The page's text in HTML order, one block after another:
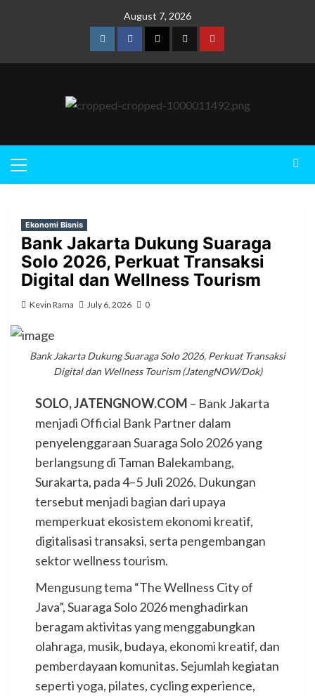
August 7, 2026
Ekonomi Bisnis
Bank Jakarta Dukung Suaraga
Solo 2026, Perkuat Transaksi
Digital dan Wellness Tourism
Kevin Rama July 6, 2026 0
Bank Jakarta Dukung Suaraga Solo 2026, Perkuat Transaksi
Digital dan Wellness Tourism (JatengNOW/Dok)
SOLO, JATENGNOW.COM – Bank Jakarta
menjadi Official Bank Partner dalam
penyelenggaraan Suaraga Solo 2026 yang
berlangsung di Taman Balekambang,
Surakarta, pada 4–5 Juli 2026. Dukungan
tersebut menjadi bagian dari upaya
memperkuat ekosistem ekonomi kreatif,
digitalisasi transaksi, serta pengembangan
sektor wellness tourism.
Mengusung tema “The Wellness City of
Java”, Suaraga Solo 2026 menghadirkan
beragam aktivitas yang menggabungkan
olahraga, musik, budaya, ekonomi kreatif, dan
pemberdayaan komunitas. Sejumlah kegiatan
seperti yoga, pilates, cycling experience,